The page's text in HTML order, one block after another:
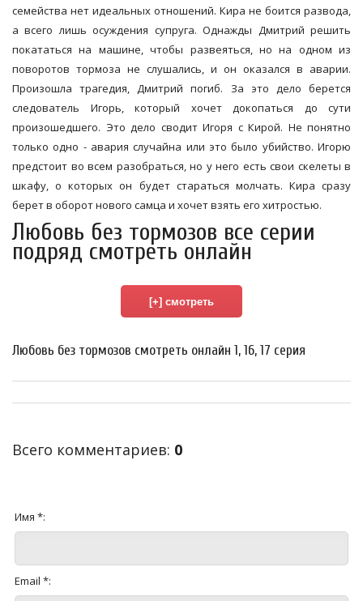
семейства нет идеальных отношений. Кира не боится развода,
а всего лишь осуждения супруга. Однажды Дмитрий решить
покататься на машине, чтобы развеяться, но на одном из
поворотов тормоза не слушались, и он оказался в аварии.
Произошла трагедия, Дмитрий погиб. За это дело берется
следователь Игорь, который хочет докопаться до сути
произошедшего. Это дело сводит Игоря с Кирой. Не понятно
только одно - авария случайна или это было убийство. Игорю
предстоит во всем разобраться, но у него есть свои скелеты в
шкафу, о которых он будет стараться молчать. Кира сразу
берет в оборот нового самца и хочет взять его хитростью.
Любовь без тормозов все серии
подряд смотреть онлайн
Любовь без тормозов смотреть онлайн 1, 16, 17 серия
Всего комментариев: 0
Имя *:
Email *: